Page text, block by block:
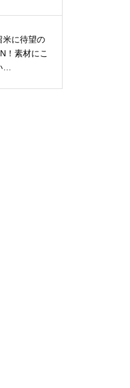
米に待望の
！素材にこ
…